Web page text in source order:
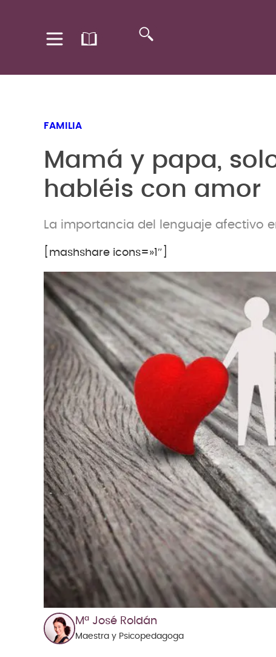
FAMILIA
Mamá y papa,
habléis con amor
La importancia del lenguaje afectivo
[mashshare icons=»1″]
Mª José Roldán
Maestra y Psicopedagoga